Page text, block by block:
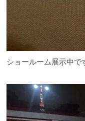
ショールーム展示中で